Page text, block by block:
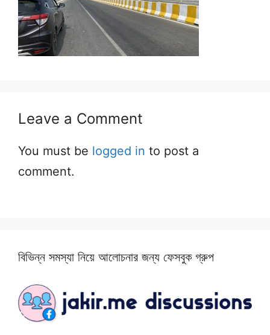
Leave a Comment
You must be logged in to post a
comment.
বিভিন্ন সমস্যা নিয়ে আলোচনার জন্য ফেসবুক গ্রুপ